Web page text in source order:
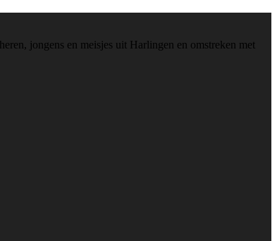
jongens en meisjes uit Harlingen en omstreken met